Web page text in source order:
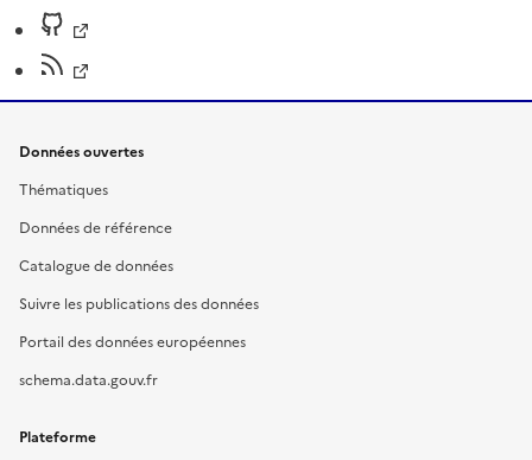
Données ouvertes
Thématiques
Données de référence
Catalogue de données
Suivre les publications des données
Portail des données européennes
schema.data.gouv.fr
Plateforme